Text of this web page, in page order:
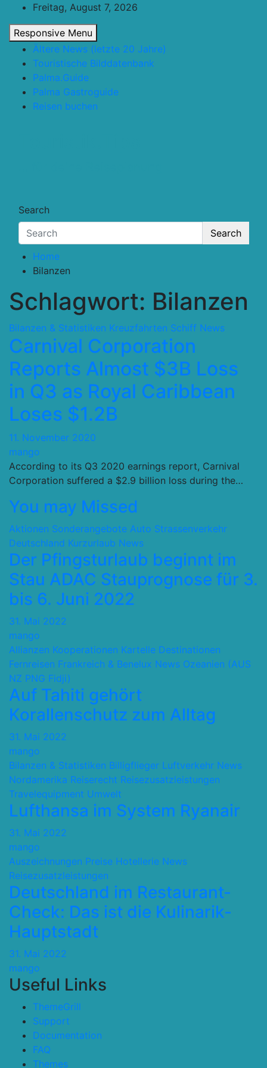
content
Freitag, August 7, 2026
Responsive Menu
Ältere News (letzte 20 Jahre)
Touristische Bilddatenbank
Palma.Guide
Palma Gastroguide
Reisen buchen
Search
Search
Home
Bilanzen
Schlagwort: Bilanzen
Bilanzen & Statistiken Kreuzfahrten Schiff News
Carnival Corporation
Reports Almost $3B Loss
in Q3 as Royal Caribbean
Loses $1.2B
11. November 2020
mango
According to its Q3 2020 earnings report, Carnival
Corporation suffered a $2.9 billion loss during the…
You may Missed
Aktionen Sonderangebote Auto Strassenverkehr
Deutschland Kurzurlaub News
Der Pfingsturlaub beginnt im
Stau ADAC Stauprognose für 3.
bis 6. Juni 2022
31. Mai 2022
mango
Allianzen Kooperationen Kartelle Destinationen
Fernreisen Frankreich & Benelux News Ozeanien (AUS
NZ PNG Fidji)
Auf Tahiti gehört
Korallenschutz zum Alltag
31. Mai 2022
mango
Bilanzen & Statistiken Billigflieger Luftverkehr News
Nordamerika Reiserecht Reisezusatzleistungen
Travelequipment Umwelt
Lufthansa im System Ryanair
31. Mai 2022
mango
Auszeichnungen Preise Hotellerie News
Reisezusatzleistungen
Deutschland im Restaurant-
Check: Das ist die Kulinarik-
Hauptstadt
31. Mai 2022
mango
Useful Links
ThemeGrill
Support
Documentation
FAQ
Themes